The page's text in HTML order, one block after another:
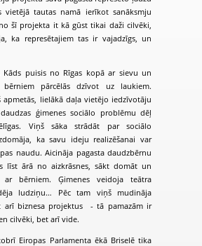
vietējā tautas namā ierīkot sanāksmju
šī projekta it kā gūst tikai daži cilvēki,
ka represētajiem tas ir vajadzīgs, un
Kāds puisis no Rīgas kopā ar sievu un
pārcēlās dzīvot uz laukiem.
apmetās, lielākā daļa vietējo iedzīvotāju
ģimenes sociālo problēmu dēļ
Viņš sāka strādāt par sociālo
ka savu ideju realizēšanai var
naudu. Aicināja pagasta daudzbērnu
līst ārā no aizkrāsnes, sākt domāt un
ar bērniem. Ģimenes veidoja teātra
ludziņu… Pēc tam viņš mudināja
arī biznesa projektus - tā pamazām ir
cilvēki, bet arī vide.
Eiropas Parlamenta ēkā Briselē tika